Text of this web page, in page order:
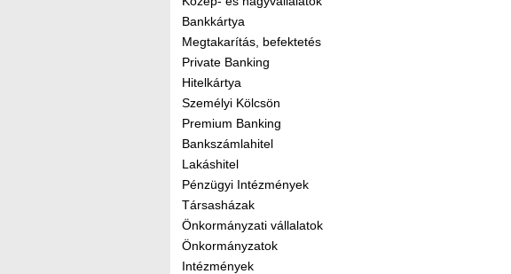
Bankkártya
Megtakarítás, befektetés
Private Banking
Hitelkártya
Személyi Kölcsön
Premium Banking
Bankszámlahitel
Lakáshitel
Pénzügyi Intézmények
Társasházak
Önkormányzati vállalatok
Önkormányzatok
Intézmények